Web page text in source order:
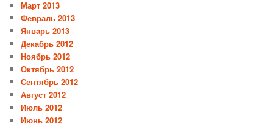
Март 2013
Февраль 2013
Январь 2013
Декабрь 2012
Ноябрь 2012
Октябрь 2012
Сентябрь 2012
Август 2012
Июль 2012
Июнь 2012